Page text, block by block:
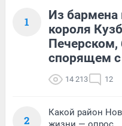
1
Из бармена
короля
Печерском,
спорящем с
14 213 12
2
Какой район